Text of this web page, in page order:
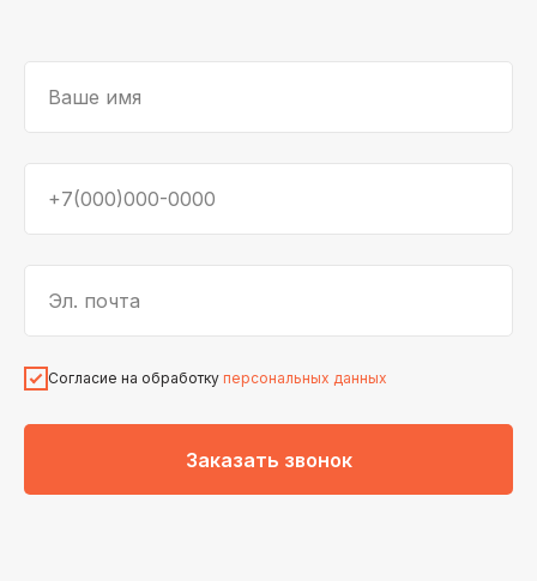
Ваше имя
+7(000)000-0000
Эл. почта
Согласие на обработку персональных данных
Заказать звонок